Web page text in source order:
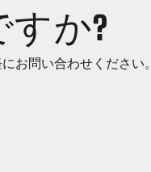
すか?
お問い合わせください。